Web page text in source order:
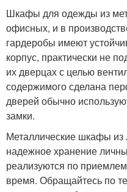
Шкафы для одежды из
офисных, и в
гардеробы имеют
корпус, практически не
их дверцах с целью
содержимого сделана
дверей обычно
замки.
Металлические шкафы из
надежное хранение
реализуются по
время. Обращайтесь по